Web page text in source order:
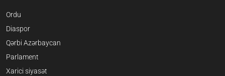
Ordu
Diaspor
Qərbi Azərbaycan
Parlament
Xarici siyasət